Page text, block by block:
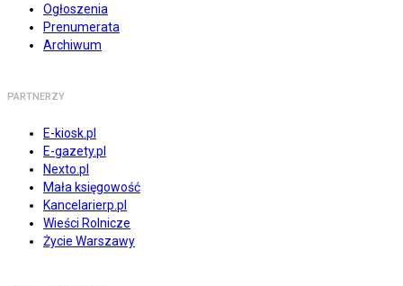
Ogłoszenia
Prenumerata
Archiwum
PARTNERZY
E-kiosk.pl
E-gazety.pl
Nexto.pl
Mała księgowość
Kancelarierp.pl
Wieści Rolnicze
Życie Warszawy